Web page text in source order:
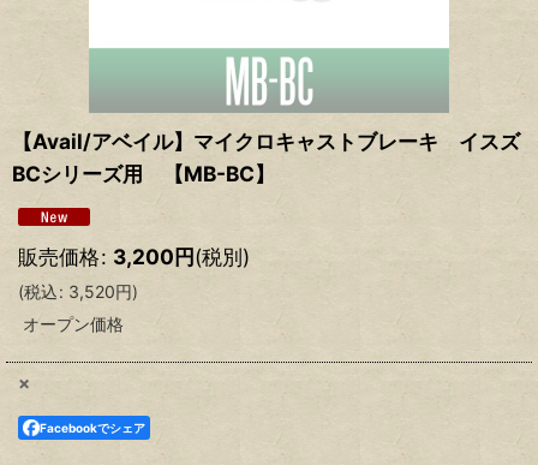
【Avail/アベイル】マイクロキャストブレーキ イスズ
BCシリーズ用 【MB-BC】
販売価格: 3,200円(税別)
(税込: 3,520円)
オープン価格
×
Facebookでシェア